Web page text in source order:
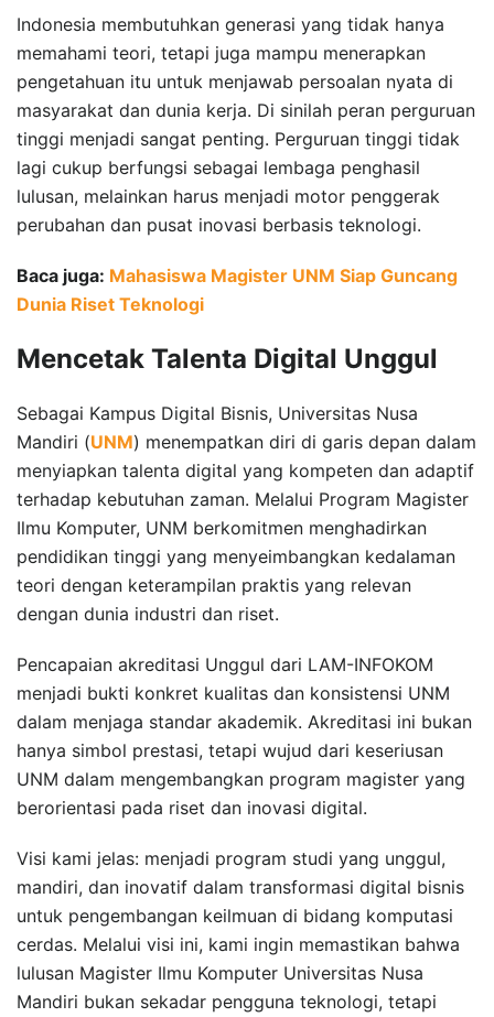
Indonesia membutuhkan generasi yang tidak hanya
memahami teori, tetapi juga mampu menerapkan
pengetahuan itu untuk menjawab persoalan nyata di
masyarakat dan dunia kerja. Di sinilah peran perguruan
tinggi menjadi sangat penting. Perguruan tinggi tidak
lagi cukup berfungsi sebagai lembaga penghasil
lulusan, melainkan harus menjadi motor penggerak
perubahan dan pusat inovasi berbasis teknologi.
Baca juga: Mahasiswa Magister UNM Siap Guncang
Dunia Riset Teknologi
Mencetak Talenta Digital Unggul
Sebagai Kampus Digital Bisnis, Universitas Nusa
Mandiri (UNM) menempatkan diri di garis depan dalam
menyiapkan talenta digital yang kompeten dan adaptif
terhadap kebutuhan zaman. Melalui Program Magister
Ilmu Komputer, UNM berkomitmen menghadirkan
pendidikan tinggi yang menyeimbangkan kedalaman
teori dengan keterampilan praktis yang relevan
dengan dunia industri dan riset.
Pencapaian akreditasi Unggul dari LAM-INFOKOM
menjadi bukti konkret kualitas dan konsistensi UNM
dalam menjaga standar akademik. Akreditasi ini bukan
hanya simbol prestasi, tetapi wujud dari keseriusan
UNM dalam mengembangkan program magister yang
berorientasi pada riset dan inovasi digital.
Visi kami jelas: menjadi program studi yang unggul,
mandiri, dan inovatif dalam transformasi digital bisnis
untuk pengembangan keilmuan di bidang komputasi
cerdas. Melalui visi ini, kami ingin memastikan bahwa
lulusan Magister Ilmu Komputer Universitas Nusa
Mandiri bukan sekadar pengguna teknologi, tetapi